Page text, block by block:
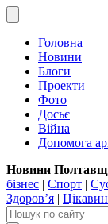
Головна
Новини
Блоги
Проекти
Фото
Досьє
Війна
Допомога
Новини
бізнес | Спорт |
Здоров’я |